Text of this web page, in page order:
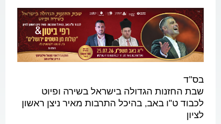
צור
קשר
בס"ד
שבת החזנות הגדולה בישראל בשירה ופיוט
לכבוד ט"ו באב, בהיכל התרבות מאיר ניצן ראשון
לציון